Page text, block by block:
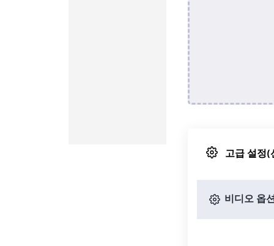
고급 설정(
비디오 옵